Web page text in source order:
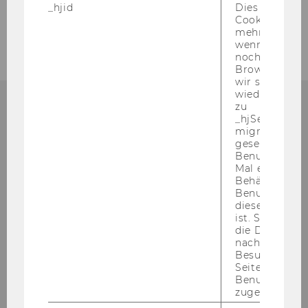
Bibliotheksinformation
(Fragen zur Recherche)
Gebäude LC - Bibliothekszentrum - Ebene
_hjid
Dies ist ein
Cookie, das
mehr setzen,
wenn ein
noch in
Browser hat,
wir seinen
zu
migrieren.
gesetzt,
Benutzer
Mal eine
Behält die
Benutzer-ID
diese Seite
ist. Stellt
die Daten von
Besuchen
Seite
Benutzer-ID
zugeordnet